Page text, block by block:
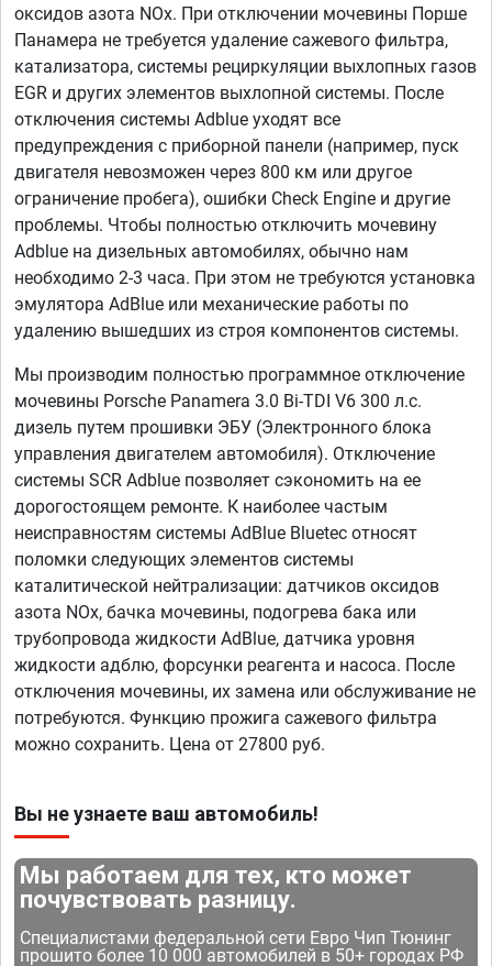
оксидов азота NOx. При отключении мочевины Порше
Панамера не требуется удаление сажевого фильтра,
катализатора, системы рециркуляции выхлопных газов
EGR и других элементов выхлопной системы. После
отключения системы Adblue уходят все
предупреждения с приборной панели (например, пуск
двигателя невозможен через 800 км или другое
ограничение пробега), ошибки Check Engine и другие
проблемы. Чтобы полностью отключить мочевину
Adblue на дизельных автомобилях, обычно нам
необходимо 2-3 часа. При этом не требуются установка
эмулятора AdBlue или механические работы по
удалению вышедших из строя компонентов системы.
Мы производим полностью программное отключение
мочевины Porsche Panamera 3.0 Bi-TDI V6 300 л.с.
дизель путем прошивки ЭБУ (Электронного блока
управления двигателем автомобиля). Отключение
системы SCR Adblue позволяет сэкономить на ее
дорогостоящем ремонте. К наиболее частым
неисправностям системы AdBlue Bluetec относят
поломки следующих элементов системы
каталитической нейтрализации: датчиков оксидов
азота NOx, бачка мочевины, подогрева бака или
трубопровода жидкости AdBlue, датчика уровня
жидкости адблю, форсунки реагента и насоса. После
отключения мочевины, их замена или обслуживание не
потребуются. Функцию прожига сажевого фильтра
можно сохранить. Цена от 27800 руб.
Вы не узнаете ваш автомобиль!
Мы работаем для тех, кто может
почувствовать разницу.
Специалистами федеральной сети Евро Чип Тюнинг
прошито более 10 000 автомобилей в 50+ городах РФ